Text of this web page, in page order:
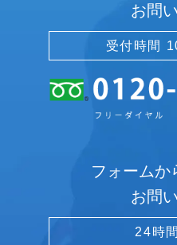
お問
受付時間
フォームか
お問
24時